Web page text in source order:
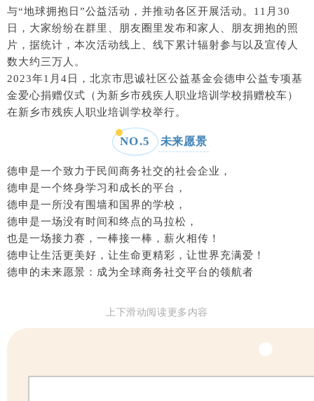
与“地球拥抱日”公益活动，并推动各区开展活动。11月30
日，大家纷纷在群里、朋友圈里发布和家人、朋友拥抱的照
片，据统计，本次活动线上、线下累计辐射参与以及宣传人
数大约三万人。
2023年1月4日，北京市思诚社区公益基金会德申公益专项基
金爱心捐赠仪式（为新乡市残疾人职业培训学校捐赠校车）
在新乡市残疾人职业培训学校举行。
NO.5 未来愿景
德申是一个致力于民间商务社交的社会企业，
德申是一个终身学习和成长的平台，
德申是一所没有围墙和国界的学校，
德申是一场没有时间和终点的马拉松，
也是一场接力赛，一棒接一棒，薪火相传！
德申让生活更美好，让生命更精彩，让世界充满爱！
德申的未来愿景：成为全球商务社交平台的领航者
上下滑动阅读更多内容